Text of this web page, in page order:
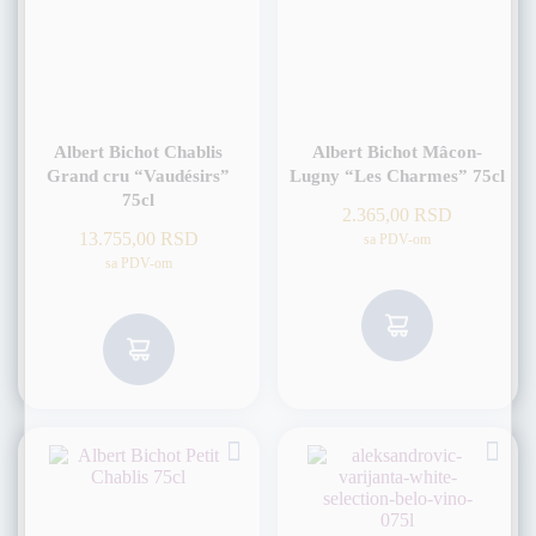
Albert Bichot Chablis
Grand cru “Vaudésirs”
75cl
13.755,00 RSD
sa PDV-om
Albert Bichot Mâcon-
Lugny “Les Charmes” 75cl
2.365,00 RSD
sa PDV-om